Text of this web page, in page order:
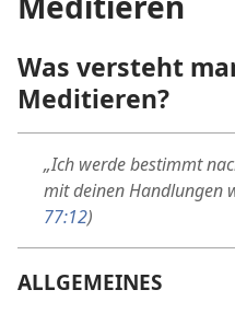
Was versteht
Meditieren?
„Ich werde bestimmt
mit deinen Handlungen
77:12)
ALLGEMEINES